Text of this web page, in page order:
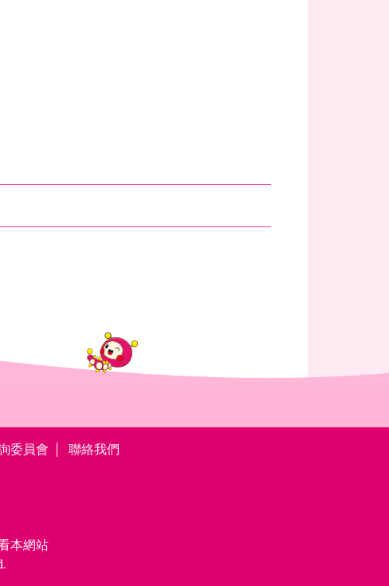
委員會 聯絡我們
本網站